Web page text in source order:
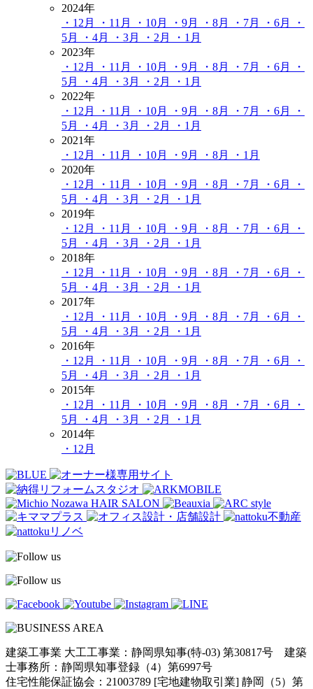
2024年
・12月
・11月 ・10月 ・9月 ・8月 ・7月 ・6月
・
5月
・4月 ・3月 ・2月
・1月
2023年
・12月
・11月 ・10月 ・9月 ・8月 ・7月 ・6月
・
5月
・4月 ・3月 ・2月
・1月
2022年
・12月
・11月 ・10月 ・9月 ・8月 ・7月 ・6月
・
5月
・4月 ・3月 ・2月
・1月
2021年
・12月
・11月 ・10月 ・9月 ・8月
・1月
2020年
・12月
・11月 ・10月 ・9月 ・8月 ・7月 ・6月
・
5月
・4月 ・3月 ・2月
・1月
2019年
・12月
・11月 ・10月 ・9月 ・8月 ・7月 ・6月
・
5月
・4月 ・3月 ・2月
・1月
2018年
・12月
・11月 ・10月 ・9月 ・8月 ・7月 ・6月
・
5月
・4月 ・3月 ・2月
・1月
2017年
・12月
・11月 ・10月 ・9月 ・8月 ・7月 ・6月
・
5月
・4月 ・3月 ・2月
・1月
2016年
・12月
・11月 ・10月 ・9月 ・8月 ・7月 ・6月
・
5月
・4月 ・3月 ・2月
・1月
2015年
・12月
・11月 ・10月 ・9月 ・8月 ・7月 ・6月
・
5月
・4月 ・3月 ・2月
・1月
2014年
・12月
建築工事業 大工工事業：静岡県知事(特-03) 第30817号 建築
士事務所：静岡県知事登録（4）第6997号
住宅性能保証協会：21003789 [宅地建物取引業] 静岡（5）第